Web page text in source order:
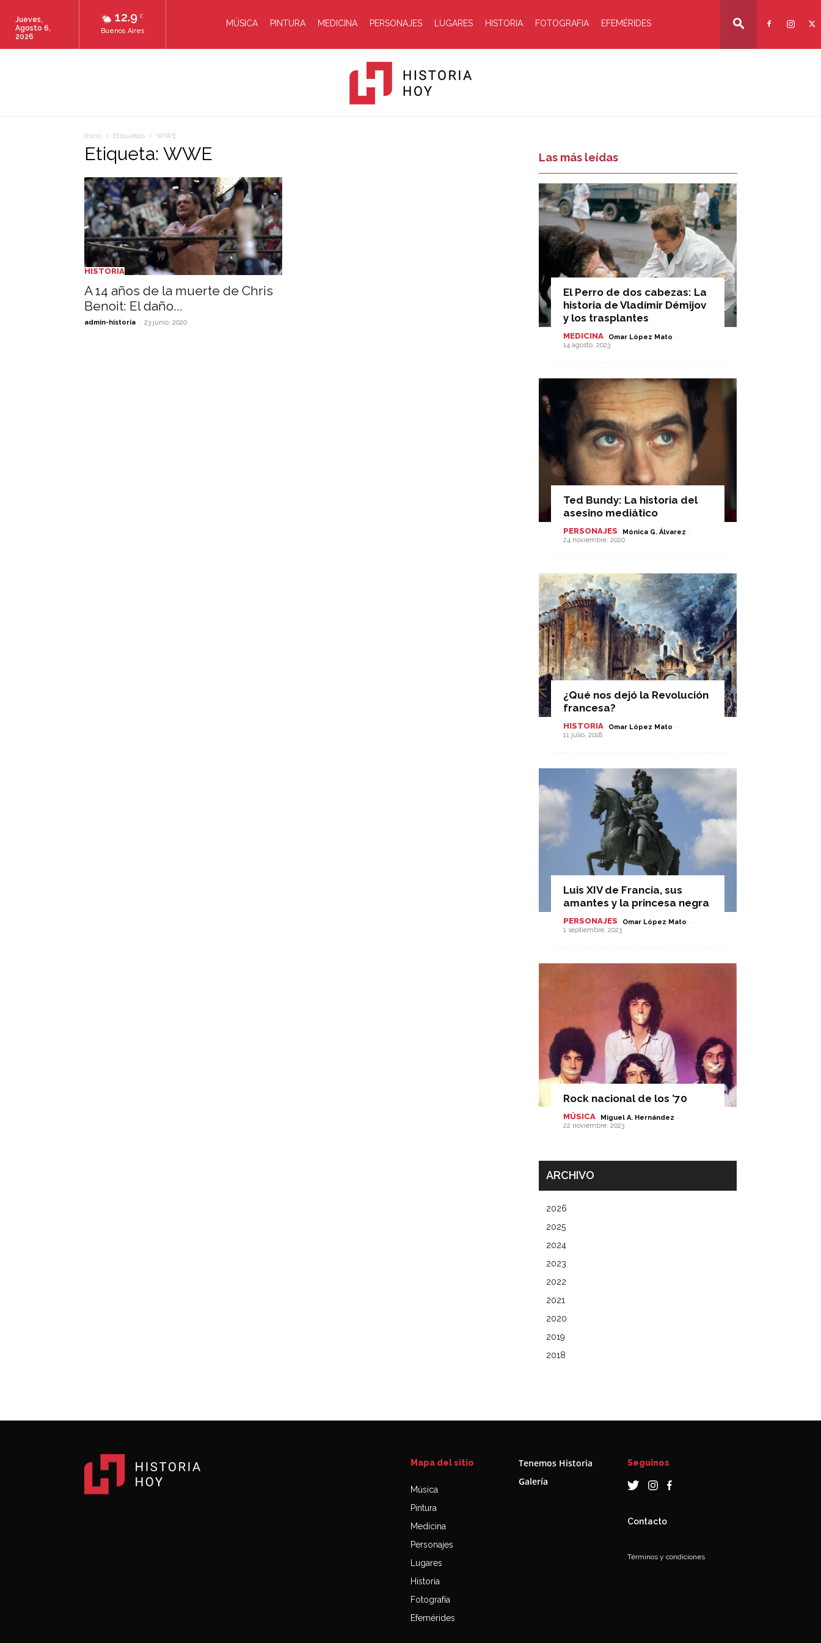
12.9 C
Buenos Aires
Jueves,
Agosto 6,
2026
MÚSICA PINTURA MEDICINA PERSONAJES LUGARES HISTORIA FOTOGRAFIA EFEMÉRIDES
Inicio Etiquetas WWE
Etiqueta: WWE
HISTORIA
A 14 años de la muerte de Chris
Benoit: El daño...
admin-historia - 23 junio, 2020
Las más leídas
El Perro de dos cabezas: La
historia de Vladímir Démijov
y los trasplantes
MEDICINA Omar López Mato -
14 agosto, 2023
Ted Bundy: La historia del
asesino mediático
PERSONAJES Mónica G. Álvarez -
24 noviembre, 2020
¿Qué nos dejó la Revolución
francesa?
HISTORIA Omar López Mato -
11 julio, 2018
Luis XIV de Francia, sus
amantes y la princesa negra
PERSONAJES Omar López Mato -
1 septiembre, 2023
Rock nacional de los ’70
MÚSICA Miguel A. Hernández -
22 noviembre, 2023
ARCHIVO
2026
2025
2024
2023
2022
2021
2020
2019
2018
Mapa del sitio
Música
Pintura
Medicina
Personajes
Lugares
Historia
Fotografía
Efemérides
Tenemos Historia
Galería
Seguinos
Contacto
Términos y condiciones